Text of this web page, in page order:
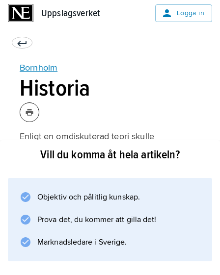
Uppslagsverket Logga in
Bornholm
Historia
Enligt en omdiskuterad teori skulle
germanstammen burgunderna under någon
kan dock inte beläggas arkeologiskt. Det
framgår av Adam av Bremen, som skrev på
del av
Vill du komma åt hela artikeln?
Objektiv och pålitlig kunskap.
Prova det, du kommer att gilla det!
Marknadsledare i Sverige.